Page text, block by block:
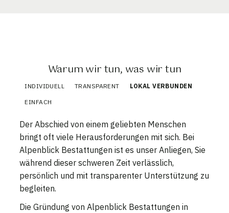
Warum wir tun, was wir tun
INDIVIDUELL TRANSPARENT LOKAL VERBUNDEN
EINFACH
Der Abschied von einem geliebten Menschen
bringt oft viele Herausforderungen mit sich. Bei
Alpenblick Bestattungen ist es unser Anliegen, Sie
während dieser schweren Zeit verlässlich,
persönlich und mit transparenter Unterstützung zu
begleiten.
Die Gründung von Alpenblick Bestattungen in